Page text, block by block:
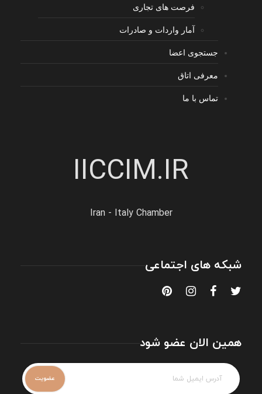
فرصت های تجاری
آمار واردات و صادرات
جستجوی اعضا
معرفی اتاق
تماس با ما
IICCIM.IR
Iran - Italy Chamber
شبکه های اجتماعی
همین الان عضو شود